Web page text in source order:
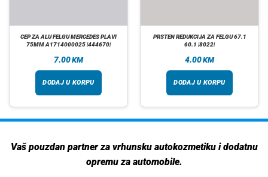
CEP ZA ALU FELGU MERCEDES PLAVI
75MM A1714000025 |444670|
7.00KM
DODAJ U KORPU
PRSTEN REDUKCIJA ZA FELGU 67.1
60.1 |8022|
4.00KM
DODAJ U KORPU
Vaš pouzdan partner za vrhunsku autokozmetiku i dodatnu
opremu za automobile.